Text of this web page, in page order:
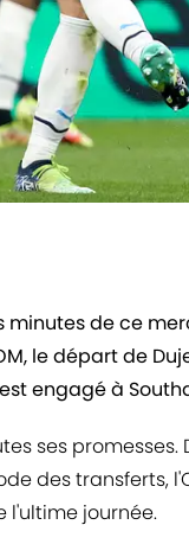
de ce
le départ de
engagé à
ses promesses.
des transferts,
l'ultime journée.